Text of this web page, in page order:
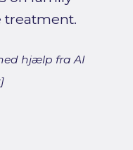
treatment.
hjælp fra AI